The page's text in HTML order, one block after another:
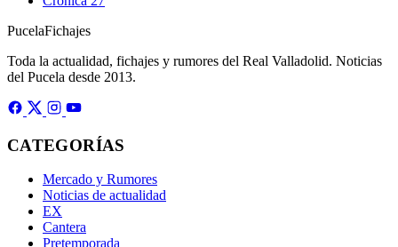
PucelaFichajes
Toda la actualidad, fichajes y rumores del Real Valladolid. Noticias
del Pucela desde 2013.
CATEGORÍAS
Mercado y Rumores
Noticias de actualidad
EX
Cantera
Pretemporada